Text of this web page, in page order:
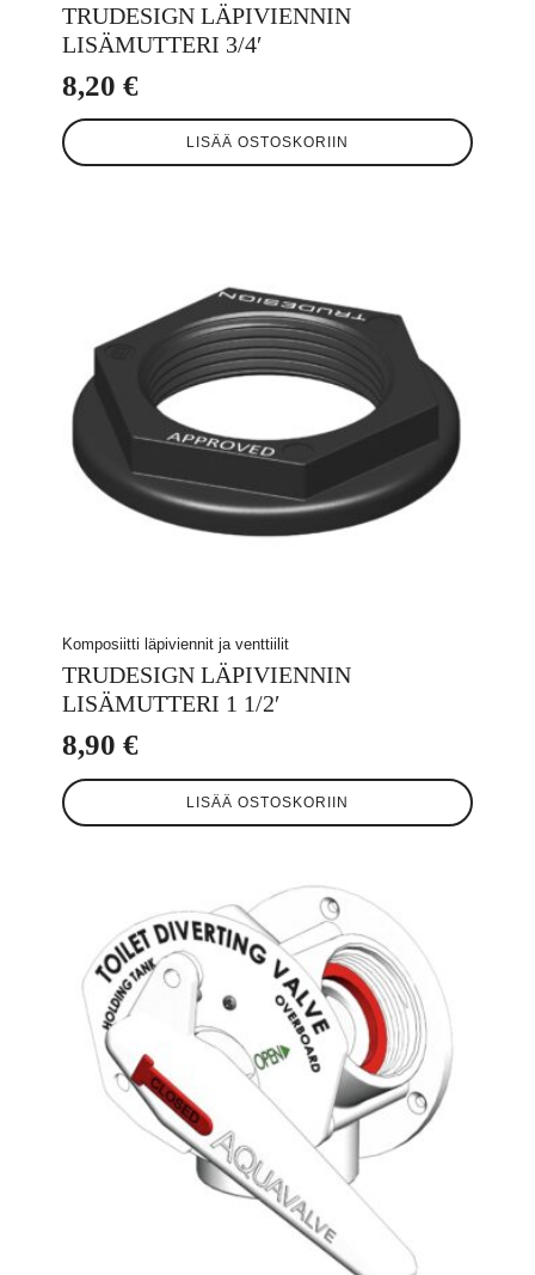
TRUDESIGN LÄPIVIENNIN
LISÄMUTTERI 3/4′
8,20 €
LISÄÄ OSTOSKORIIN
Komposiitti läpiviennit ja venttiilit
TRUDESIGN LÄPIVIENNIN
LISÄMUTTERI 1 1/2′
8,90 €
LISÄÄ OSTOSKORIIN